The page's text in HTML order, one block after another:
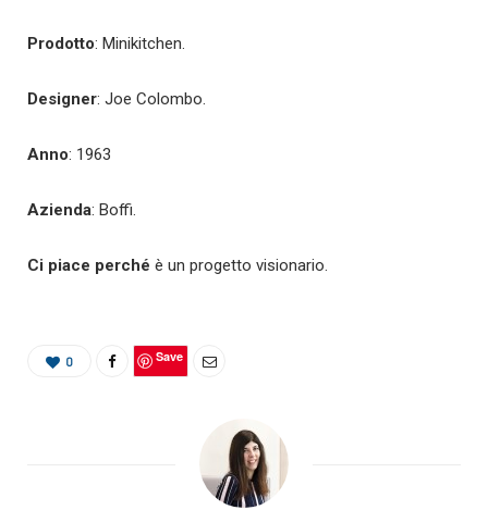
Prodotto: Minikitchen.
Designer: Joe Colombo.
Anno: 1963
Azienda: Boffi.
Ci piace perché è un progetto visionario.
0 Save